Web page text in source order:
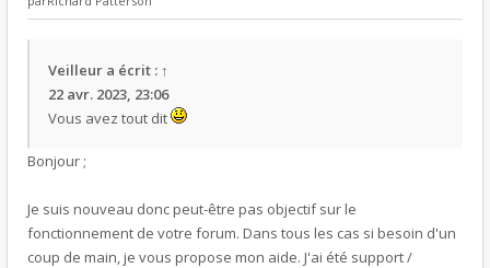
Veilleur a écrit : ↑
22 avr. 2023, 23:06
Vous avez tout dit
Bonjour ;
Je suis nouveau donc peut-être pas objectif sur le
fonctionnement de votre forum. Dans tous les cas si besoin d'un
coup de main, je vous propose mon aide. J'ai été support /